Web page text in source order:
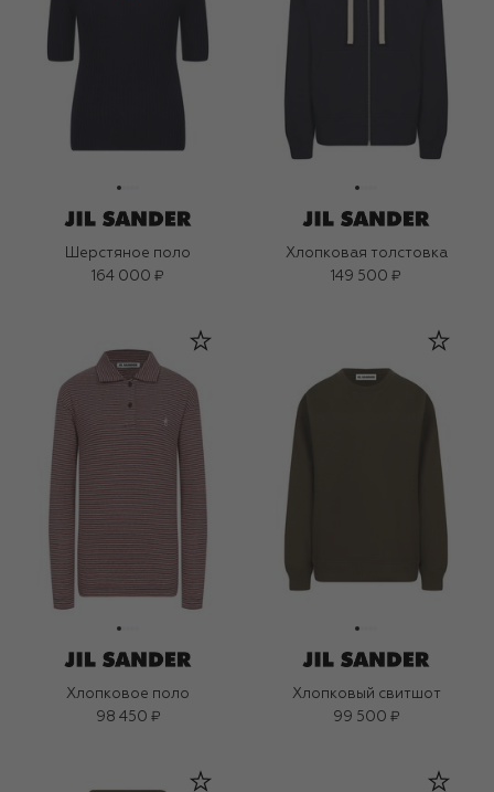
Шерстяное поло
164 000 ₽
Хлопковая толстовка
149 500 ₽
Хлопковое поло
98 450 ₽
Хлопковый свитшот
99 500 ₽